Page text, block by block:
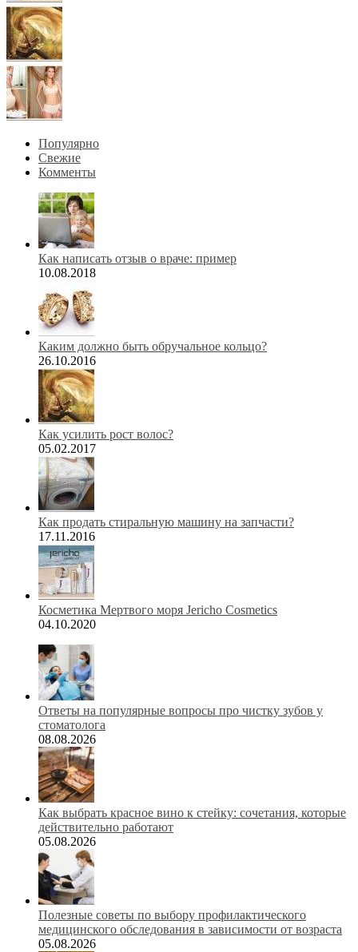
Популярно
Свежие
Комменты
Как написать отзыв о враче: пример
10.08.2018
Каким должно быть обручальное кольцо?
26.10.2016
Как усилить рост волос?
05.02.2017
Как продать стиральную машину на запчасти?
17.11.2016
Косметика Мертвого моря Jericho Cosmetics
04.10.2020
Ответы на популярные вопросы про чистку зубов у
стоматолога
08.08.2026
Как выбрать красное вино к стейку: сочетания, которые
действительно работают
05.08.2026
Полезные советы по выбору профилактического
медицинского обследования в зависимости от возраста
05.08.2026